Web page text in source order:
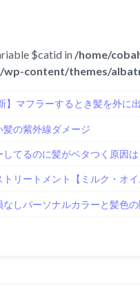
$catid in /home/
wp-content/themes/
】マフラーするとき髪を外に
髪の紫外線ダメージ
してるのに髪がベタつく原因は
トリートメント【ミルク・オ
なしパーソナルカラーと髪色